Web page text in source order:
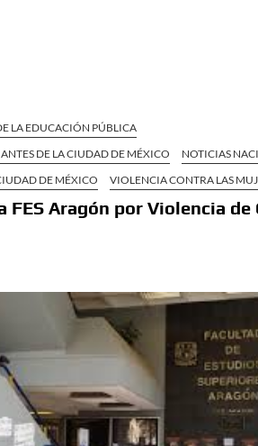
LA EDUCACIÓN PÚBLICA
DE LA CIUDAD DE MÉXICO
NOTICIAS
DE MÉXICO
VIOLENCIA CONTRA LAS
Aragón por Violencia de